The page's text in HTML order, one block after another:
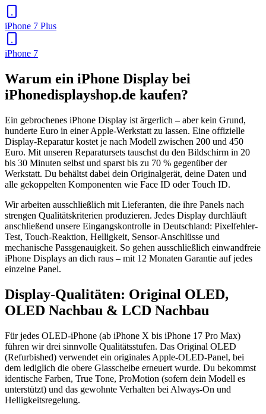
iPhone 7 Plus
iPhone 7
Warum ein iPhone Display bei
iPhonedisplayshop.de kaufen?
Ein gebrochenes iPhone Display ist ärgerlich – aber kein Grund,
hunderte Euro in einer Apple-Werkstatt zu lassen. Eine offizielle
Display-Reparatur kostet je nach Modell zwischen 200 und 450
Euro. Mit unseren Reparatursets tauschst du den Bildschirm in 20
bis 30 Minuten selbst und sparst bis zu 70 % gegenüber der
Werkstatt. Du behältst dabei dein Originalgerät, deine Daten und
alle gekoppelten Komponenten wie Face ID oder Touch ID.
Wir arbeiten ausschließlich mit Lieferanten, die ihre Panels nach
strengen Qualitätskriterien produzieren. Jedes Display durchläuft
anschließend unsere Eingangskontrolle in Deutschland: Pixelfehler-
Test, Touch-Reaktion, Helligkeit, Sensor-Anschlüsse und
mechanische Passgenauigkeit. So gehen ausschließlich einwandfreie
iPhone Displays an dich raus – mit 12 Monaten Garantie auf jedes
einzelne Panel.
Display-Qualitäten: Original OLED,
OLED Nachbau & LCD Nachbau
Für jedes OLED-iPhone (ab iPhone X bis iPhone 17 Pro Max)
führen wir drei sinnvolle Qualitätsstufen. Das Original OLED
(Refurbished) verwendet ein originales Apple-OLED-Panel, bei
dem lediglich die obere Glasscheibe erneuert wurde. Du bekommst
identische Farben, True Tone, ProMotion (sofern dein Modell es
unterstützt) und das gewohnte Verhalten bei Always-On und
Helligkeitsregelung.